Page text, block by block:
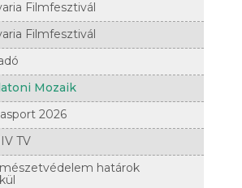
Filmfesztivál
Filmfesztivál
Mozaik
2026
TV
határok